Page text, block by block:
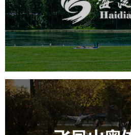
旅游休闲 公园 AI人工智能
智能大数据平台
AR太
飞凤山奥